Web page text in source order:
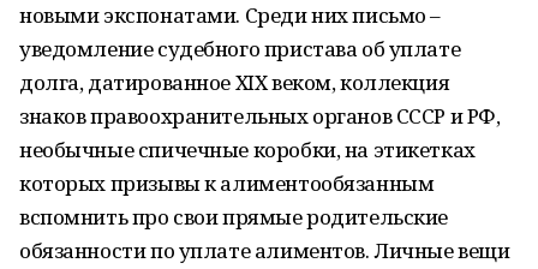
новыми экспонатами. Среди них письмо –
уведомление судебного пристава об уплате
долга, датированное ХIХ веком, коллекция
знаков правоохранительных органов СССР и РФ,
необычные спичечные коробки, на этикетках
которых призывы к алиментообязанным
вспомнить про свои прямые родительские
обязанности по уплате алиментов. Личные вещи